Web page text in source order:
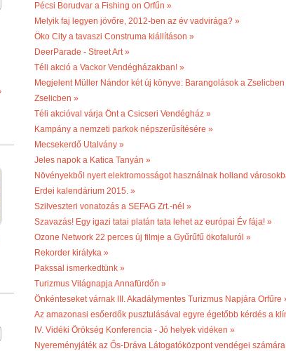
Pécsi Borudvar a Fishing on Orfűn »
Melyik faj legyen jövőre, 2012-ben az év vadvirága? »
Öko City a tavaszi Construma kiállításon »
DeerParade - Street Art »
Téli akció a Vackor Vendégházakban! »
Megjelent Müller Nándor két új könyve: Barangolások a
Zselicben »
Téli akcióval várja Önt a Csicseri Vendégház »
Kampány a nemzeti parkok népszerűsítésére »
Mecsekerdő Utalvány »
Jeles napok a Katica Tanyán »
Növényekből nyert elektromosságot használnak holland
Erdei kalendárium 2015. »
Szilveszteri vonatozás a SEFAG Zrt.-nél »
Szavazás! Egy igazi tatai platán tata lehet az európai Év fája! »
Ozone Network 22 perces új filmje a Gyűrűfű ökofaluról »
Rekorder királyka »
Pakssal ismerkedtünk »
Turizmus Világnapja Annafürdőn »
Önkénteseket várnak III. Akadálymentes Turizmus Napjára Orfűre
Az amazonasi esőerdők pusztulásával egyre égetőbb kérdés a
IV. Vidéki Örökség Konferencia - Jó helyek vidéken »
Nyereményjáték az Ős-Dráva Látogatóközpont vendégei